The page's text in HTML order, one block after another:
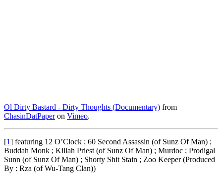
Ol Dirty Bastard - Dirty Thoughts (Documentary) from
ChasinDatPaperon Vimeo.
[1] featuring 12 O’Clock ; 60 Second Assassin (of Sunz Of Man) ;
Buddah Monk ; Killah Priest (of Sunz Of Man) ; Murdoc ; Prodigal
Sunn (of Sunz Of Man) ; Shorty Shit Stain ; Zoo Keeper (Produced
By : Rza (of Wu-Tang Clan))